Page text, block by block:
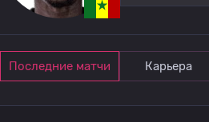
Последние матчи Карьера